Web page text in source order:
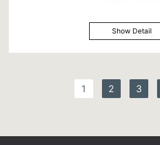
ライジングサン音物語の脚本全て完成！
幾つもの自然のパワーを受け継ぐ音の魔法使い
Show Detail
1 2 3